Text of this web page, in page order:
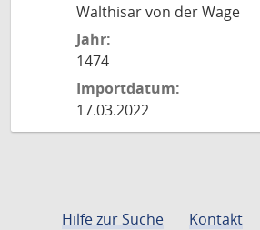
Walthisar von der Wage
Jahr:
1474
Importdatum:
17.03.2022
Hilfe zur Suche Kontakt